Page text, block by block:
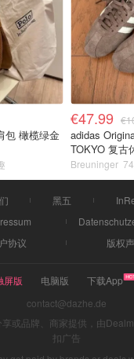
包 橄榄绿金
€47.99
adidas
TOKYO 复古
Breuninger
黑五
协议
版权
屏版 电脑版
下载App
contact@dazhe.de
或品牌、商家提供，由
扣广告